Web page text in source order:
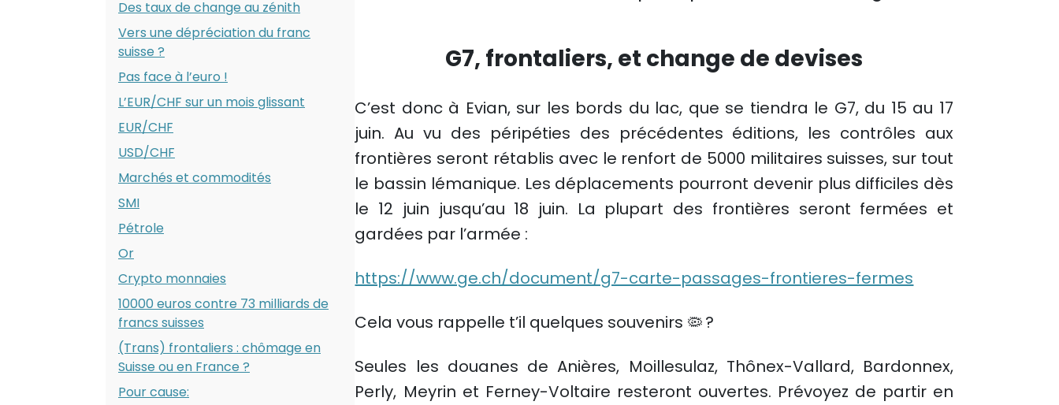
Des taux de change au zénith
Vers une dépréciation du franc
suisse ?
Pas face à l’euro !
L’EUR/CHF sur un mois glissant
EUR/CHF
USD/CHF
Marchés et commodités
SMI
Pétrole
Or
Crypto monnaies
10000 euros contre 73 milliards de
francs suisses
(Trans) frontaliers : chômage en
Suisse ou en France ?
Pour cause:
G7, frontaliers, et change de devises
C’est donc à Evian, sur les bords du lac, que se tiendra le G7, du 15 au 17
juin. Au vu des péripéties des précédentes éditions, les contrôles aux
frontières seront rétablis avec le renfort de 5000 militaires suisses, sur tout
le bassin lémanique. Les déplacements pourront devenir plus difficiles dès
le 12 juin jusqu’au 18 juin. La plupart des frontières seront fermées et
gardées par l’armée :
https://www.ge.ch/document/g7-carte-passages-frontieres-fermes
Cela vous rappelle t’il quelques souvenirs 🦠?
Seules les douanes de Anières, Moillesulaz, Thônex-Vallard, Bardonnex,
Perly, Meyrin et Ferney-Voltaire resteront ouvertes. Prévoyez de partir en